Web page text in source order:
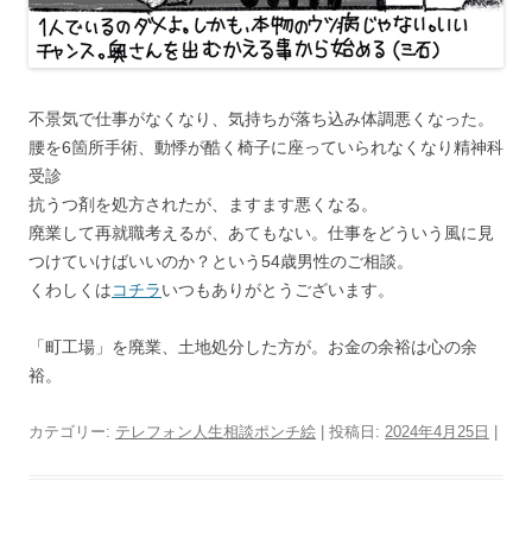
不景気で仕事がなくなり、気持ちが落ち込み体調悪くなった。
腰を6箇所手術、動悸が酷く椅子に座っていられなくなり精神科
受診
抗うつ剤を処方されたが、ますます悪くなる。
廃業して再就職考えるが、あてもない。仕事をどういう風に見
つけていけばいいのか？という54歳男性のご相談。
くわしくはコチラいつもありがとうございます。
「町工場」を廃業、土地処分した方が。お金の余裕は心の余
裕。
カテゴリー: テレフォン人生相談ポンチ絵 | 投稿日: 2024年4月25日